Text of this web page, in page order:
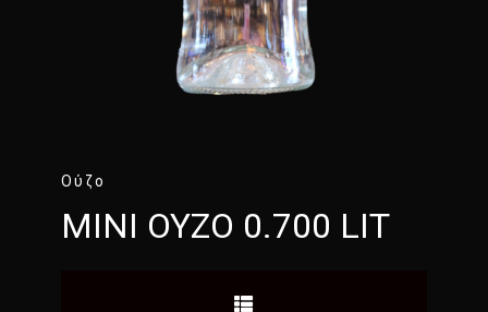
Ούζο
ΜΙΝΙ ΟΥΖΟ 0.700 LIT